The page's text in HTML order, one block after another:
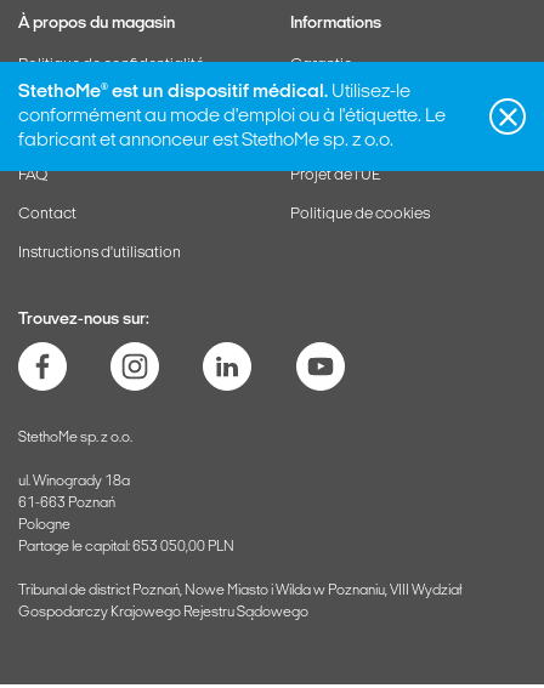
StethoMe® est un dispositif médical. Utilisez-le
conformément au mode d'emploi ou à l'étiquette. Le
fabricant et annonceur est StethoMe sp. z o.o.
À propos du magasin
Politique de confidentialité
Informations
Garantie
Support
FAQ
Contact
Instructions d'utilisation
Autre
Projet de l'UE
Politique de cookies
Trouvez-nous sur:
StethoMe sp. z o.o.
ul. Winogrady 18a
61-663 Poznań
Pologne
Partage le capital: 653 050,00 PLN
Tribunal de district Poznań, Nowe Miasto i Wilda w Poznaniu, VIII Wydział
Gospodarczy Krajowego Rejestru Sądowego